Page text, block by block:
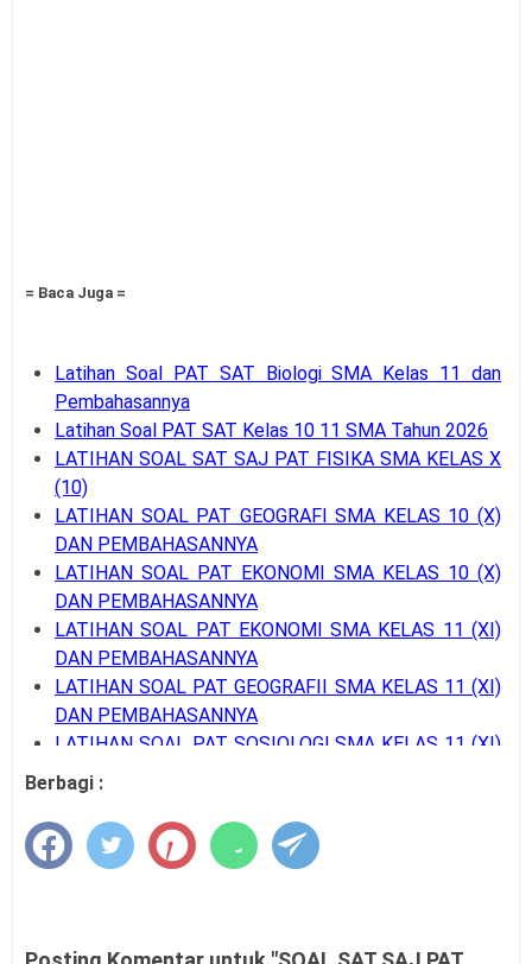
= Baca Juga =
Latihan Soal PAT SAT Biologi SMA Kelas 11 dan
Pembahasannya
Latihan Soal PAT SAT Kelas 10 11 SMA Tahun 2026
LATIHAN SOAL SAT SAJ PAT FISIKA SMA KELAS X
(10)
LATIHAN SOAL PAT GEOGRAFI SMA KELAS 10 (X)
DAN PEMBAHASANNYA
LATIHAN SOAL PAT EKONOMI SMA KELAS 10 (X)
DAN PEMBAHASANNYA
LATIHAN SOAL PAT EKONOMI SMA KELAS 11 (XI)
DAN PEMBAHASANNYA
LATIHAN SOAL PAT GEOGRAFII SMA KELAS 11 (XI)
DAN PEMBAHASANNYA
LATIHAN SOAL PAT SOSIOLOGI SMA KELAS 11 (XI)
DAN PEMBAHASANNYA
LATIHAN SOAL SAT SAJ PAT FISIKA KELAS 10 (X)
LATIHAN SOAL PAT KIMIA SMA KELAS 10 (X) DAN
PEMBAHASANNYA
Berbagi :